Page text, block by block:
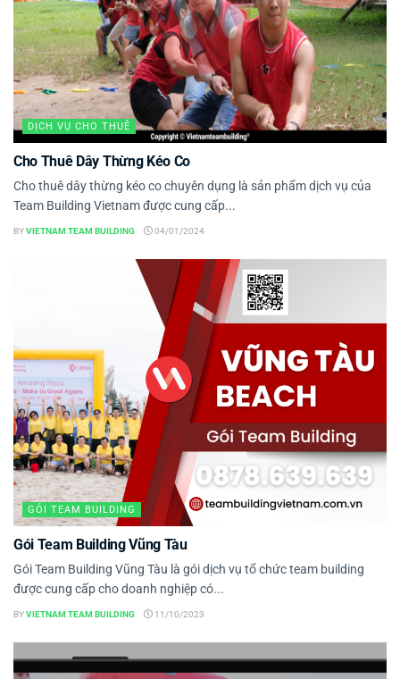
DỊCH VỤ CHO THUÊ
Cho Thuê Dây Thừng Kéo Co
Cho thuê dây thừng kéo co chuyên dụng là sản phẩm dịch vụ của
Team Building Vietnam được cung cấp...
BYVIETNAM TEAM BUILDING 04/01/2024
GÓI TEAM BUILDING
Gói Team Building Vũng Tàu
Gói Team Building Vũng Tàu là gói dịch vụ tổ chức team building
được cung cấp cho doanh nghiệp có...
BYVIETNAM TEAM BUILDING 11/10/2023